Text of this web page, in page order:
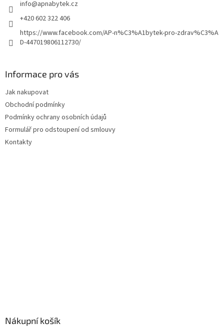
info@apnabytek.cz
+420 602 322 406
https://www.facebook.com/AP-n%C3%A1bytek-pro-zdrav%C3%A
D-447019806112730/
Informace pro vás
Jak nakupovat
Obchodní podmínky
Podmínky ochrany osobních údajů
Formulář pro odstoupení od smlouvy
Kontakty
Nákupní košík